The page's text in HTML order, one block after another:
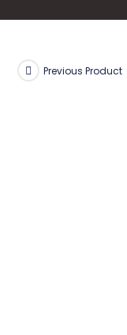
Previous Product